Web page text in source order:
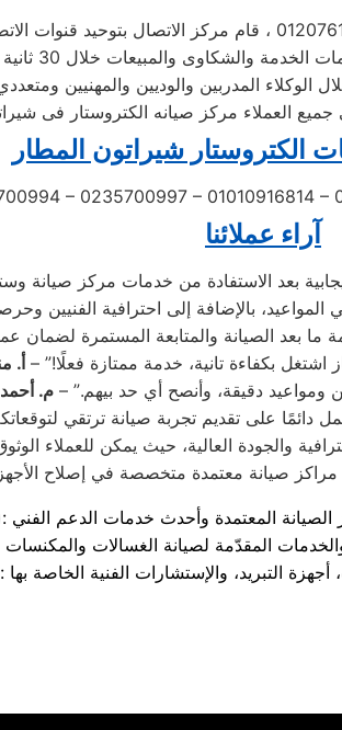
المدربين والوديين والمهنيين
العملاء مركز صيانه الكتروستار فى
الكتروستار شيراتون المطار
– 0235700997 – 01010916814
آراء عملائنا
بكفاءة تانية، خدمة ممتازة فعلًا!” – أ.
ومواعيد دقيقة، وأنصح أي حد بيهم.” –م.
والجودة العالية، حيث يمكن للعملاء